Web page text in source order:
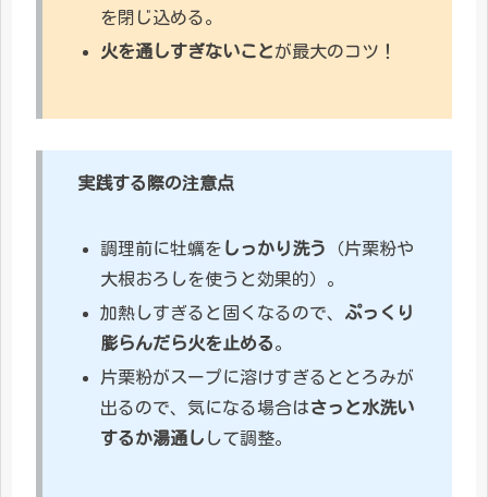
を閉じ込める。
火を通しすぎないことが最大のコツ！
実践する際の注意点
調理前に牡蠣を しっかり洗う
（片栗粉や
大根おろしを使うと効果的）。
加熱しすぎると固くなるので、 ぷっくり
膨らんだら火を止める。
片栗粉がスープに溶けすぎるととろみが
出るので、気になる場合はさっと水洗い
するか湯通し して調整。